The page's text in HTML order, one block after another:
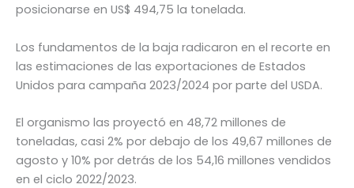
posicionarse en US$ 494,75 la tonelada.
Los fundamentos de la baja radicaron en el recorte en
las estimaciones de las exportaciones de Estados
Unidos para campaña 2023/2024 por parte del USDA.
El organismo las proyectó en 48,72 millones de
toneladas, casi 2% por debajo de los 49,67 millones de
agosto y 10% por detrás de los 54,16 millones vendidos
en el ciclo 2022/2023.